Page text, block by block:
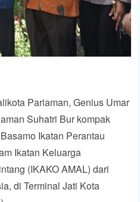
Pariaman, Genius Umar
Suhatri Bur kompak
Ikatan Perantau
Ikatan Keluarga
(IKAKO AMAL) dari
di Terminal Jati Kota